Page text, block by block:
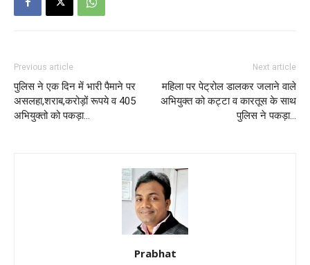
Previous article
पुलिस ने एक दिन में भारी पैमाने पर
असलहा,शराब,करोड़ों रूपये व 405
अभियुक्तो को पकड़ा…
Next article
महिला पर पेट्रोल डालकर जलाने वाले
अभियुक्त को कट्टा व कारतूस के साथ
पुलिस ने पकड़ा…
Prabhat